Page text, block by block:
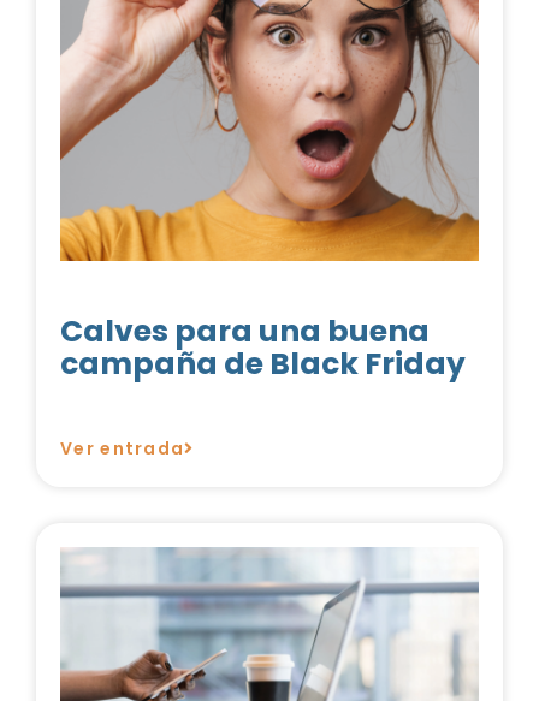
Calves para una buena
campaña de Black Friday
Ver entrada